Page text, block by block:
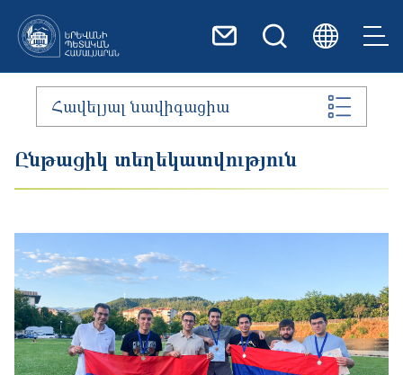
Հավելյալ նավիգացիա
Ընթացիկ տեղեկատվություն